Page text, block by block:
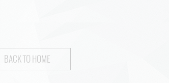
BACK TO HOME